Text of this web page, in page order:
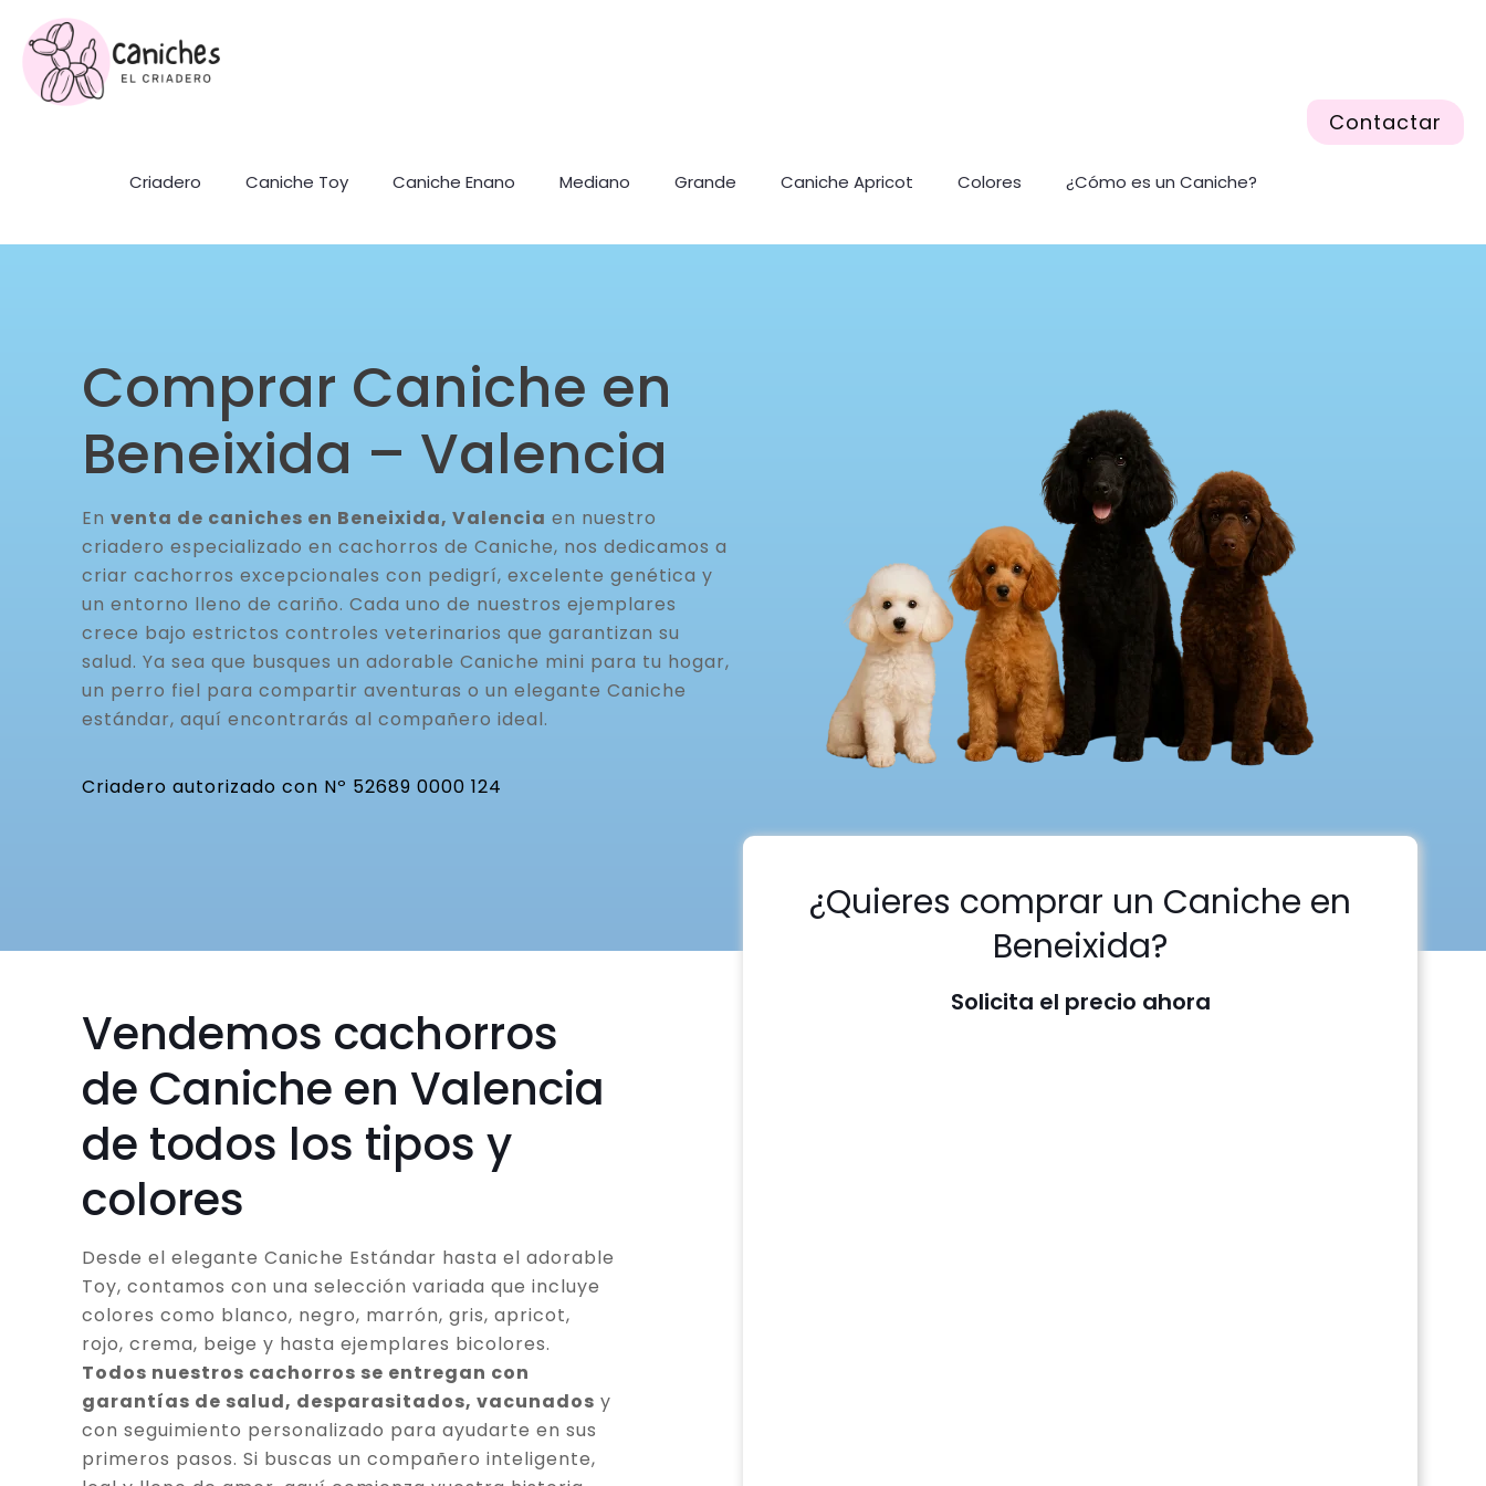
Criadero Caniche Toy Caniche Enano Mediano Grande Caniche Apricot Colores ¿Cómo es un Caniche?
Contactar
Comprar Caniche en
Beneixida – Valencia
En venta de caniches en Beneixida, Valencia en nuestro
criadero especializado en cachorros de Caniche, nos dedicamos a
criar cachorros excepcionales con pedigrí, excelente genética y
un entorno lleno de cariño. Cada uno de nuestros ejemplares
crece bajo estrictos controles veterinarios que garantizan su
salud. Ya sea que busques un adorable Caniche mini para tu hogar,
un perro fiel para compartir aventuras o un elegante Caniche
estándar, aquí encontrarás al compañero ideal.
Criadero autorizado con Nº 52689 0000 124
Vendemos cachorros
de Caniche en Valencia
de todos los tipos y
colores
Desde el elegante Caniche Estándar hasta el adorable
Toy, contamos con una selección variada que incluye
colores como blanco, negro, marrón, gris, apricot,
rojo, crema, beige y hasta ejemplares bicolores.
Todos nuestros cachorros se entregan con
garantías de salud, desparasitados, vacunados y
con seguimiento personalizado para ayudarte en sus
primeros pasos. Si buscas un compañero inteligente,
¿Quieres comprar un Caniche en
Beneixida?
Solicita el precio ahora